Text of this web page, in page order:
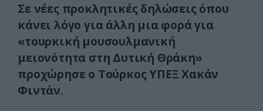
Σε νέες προκλητικές δηλώσεις όπου
κάνει λόγο για άλλη μια φορά για
«τουρκική μουσουλμανική
μειονότητα στη Δυτική Θράκη»
προχώρησε ο Τούρκος ΥΠΕΞ Χακάν
Φιντάν.